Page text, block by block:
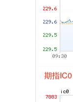
国债指数